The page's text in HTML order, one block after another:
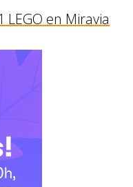
LEGO en Miravia